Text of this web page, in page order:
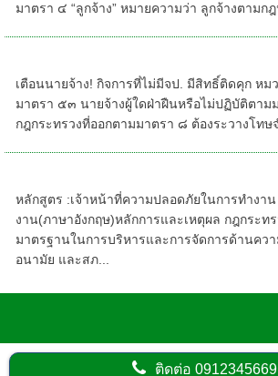
มาตรา ๔ “ลูกจ้าง” หมายความว่า ลูกจ้างตามกฎ
เตือนนายจ้าง! กิจการที่ไม่มีจป. มีสิทธิ์ติดคุก ห
มาตรา ๕๓ นายจ้างผู้ใดฝ่าฝืนหรือไม่ปฏิบัติตาม
กฎกระทรวงที่ออกตามมาตรา ๘ ต้องระวางโทษ
หลักสูตร :เจ้าหน้าที่ความปลอดภัยในการทำงา
งาน(ภาษาอังกฤษ)หลักการและเหตุผล กฎกระท
มาตรฐานในการบริหารและการจัดการด้านคว
อนามัย และสภ...
ติดต่อ0912345669